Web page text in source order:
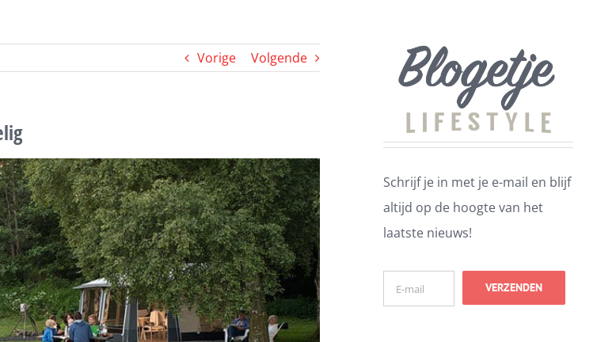
Vorige Volgende
Schrijf je in met je e-mail en blijf
altijd op de hoogte van het
laatste nieuws!